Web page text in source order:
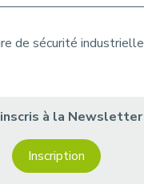
de sécurité industrielle
à la Newsletter
Inscription